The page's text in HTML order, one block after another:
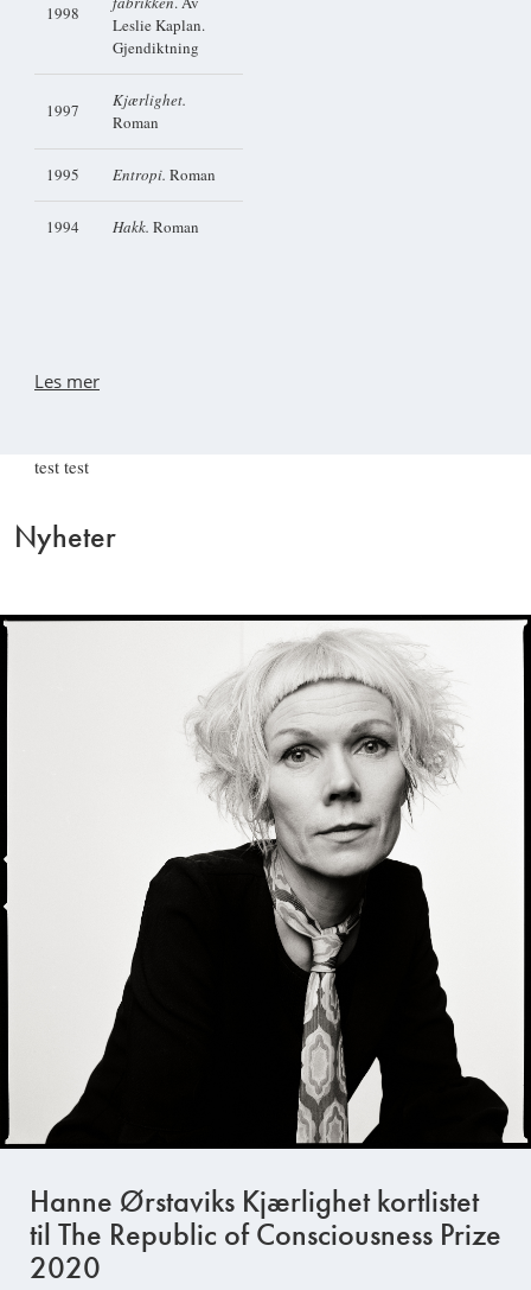
1998
Leslie Kaplan.
Gjendiktning
1997
Kjærlighet.
Roman
1995 Entropi. Roman
1994 Hakk. Roman
Les mer
test test
Nyheter
Hanne Ørstaviks Kjærlighet kortlistet
til The Republic of Consciousness Prize
2020